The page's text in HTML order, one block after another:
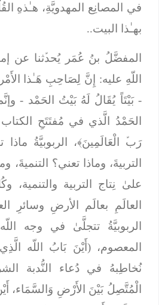
في المصانِع المهدويَّةِ، هـٰذهِ
بهـٰذا البيت..
المفضَّلُ بنُ عُمَر يُحدﱢثنا عن
اللّهِ عليه:إِنَّ لِصَاحِبِ هَـٰذا الأَمْر
بَيْتَاً يُقَالُ لَهُ بَيْتُ الحَمْد -
الحَمْدُ الَّذي في مُفتَتَحِ الكتاب
رَبﱢ الْعَالَمِينَ﴾، الربوبيَّةُ ماذا
التربيةَ، وماذا تعني؟ التنميةَ،
علىٰ نِتاج التربية والتنمية،
العالَمِ بعالَم الأرضِ وسائرِ
الربوبيَّةُ تتجلَّىٰ في وجه
المعصوم، ( أَيْنَ بَابُ اللّه
نُخاطِبهُ في دُعاء النُّدبة
الْمُتَّصِلُ بَيْنَ الأَرْضِ وَالسَّمَاء،